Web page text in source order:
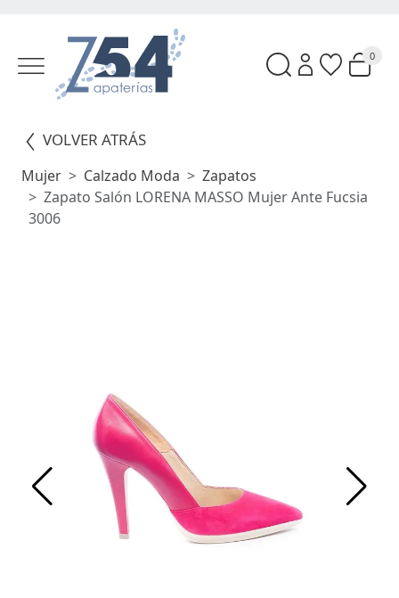
0
VOLVER ATRÁS
Mujer Calzado Moda
Zapatos
Zapato Salón LORENA MASSO Mujer Ante Fucsia
3006